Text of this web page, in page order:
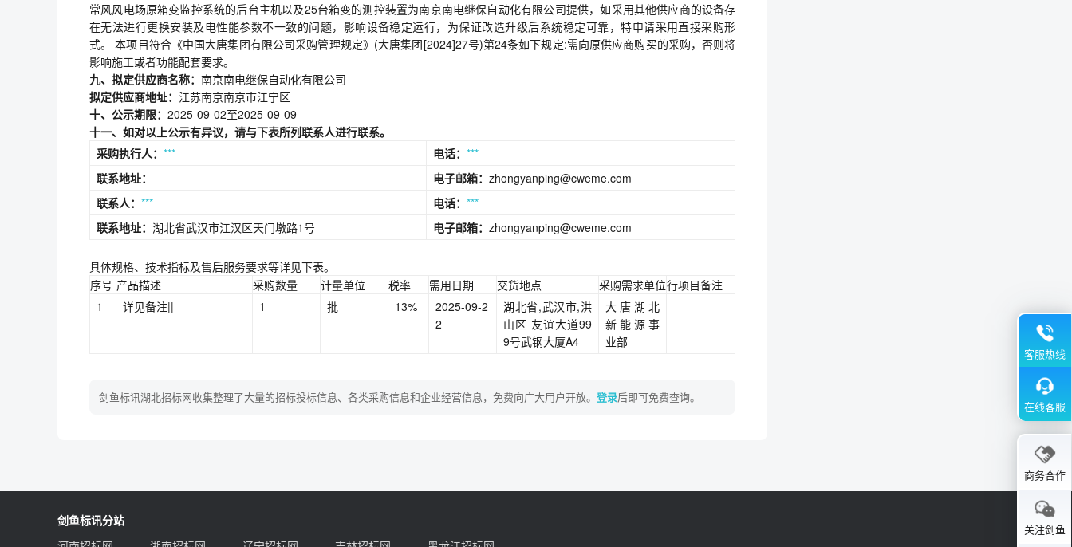
常风风电场原箱变监控系统的后台主机以及25台箱变的测控装置为南京南电继保自动化有限公司提供，如采用其他供应商的设备存
在无法进行更换安装及电性能参数不一致的问题，影响设备稳定运行，为保证改造升级后系统稳定可靠，特申请采用直接采购形
式。 本项目符合《中国大唐集团有限公司采购管理规定》(大唐集团[2024]27号)第24条如下规定:需向原供应商购买的采购，否则将
影响施工或者功能配套要求。
九、拟定供应商名称： 南京南电继保自动化有限公司
拟定供应商地址： 江苏南京南京市江宁区
十、公示期限： 2025-09-02至2025-09-09
十一、如对以上公示有异议，请与下表所列联系人进行联系。
采购执行人： *** 电话： ***
联系地址：
电子邮箱： zhongyanping@cweme.com
联系人： *** 电话： ***
联系地址： 湖北省武汉市江汉区天门墩路1号 电子邮箱： zhongyanping@cweme.com
具体规格、技术指标及售后服务要求等详见下表。
序号 产品描述 采购数量 计量单位 税率 需用日期 交货地点 采购需求单位行项目备注
1
详见备注|| 1 批 13%
2025-09-2
2
湖北省,武汉市,洪
山区 友谊大道99
9号武钢大厦A4
大唐湖北
新能源事
业部
剑鱼标讯湖北招标网收集整理了大量的招标投标信息、各类采购信息和企业经营信息，免费向广大用户开放。 登录后即可免费查询。
客服热线
在线客服
商务合作
关注剑鱼
剑鱼标讯分站